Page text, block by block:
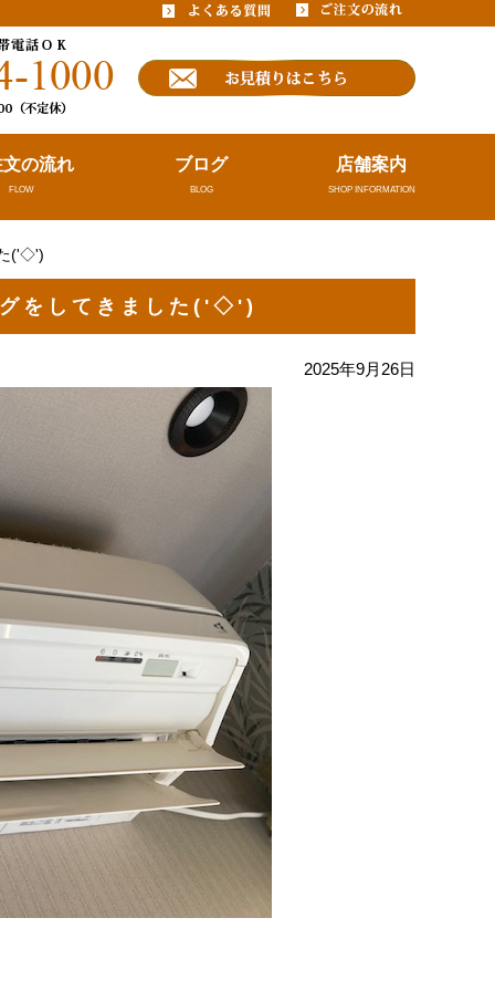
文の流れ
FLOW
ブログ
BLOG
店舗案内
SHOP INFORMATION
('◇')ゞ
をしてきました('◇')ゞ
2025年9月26日